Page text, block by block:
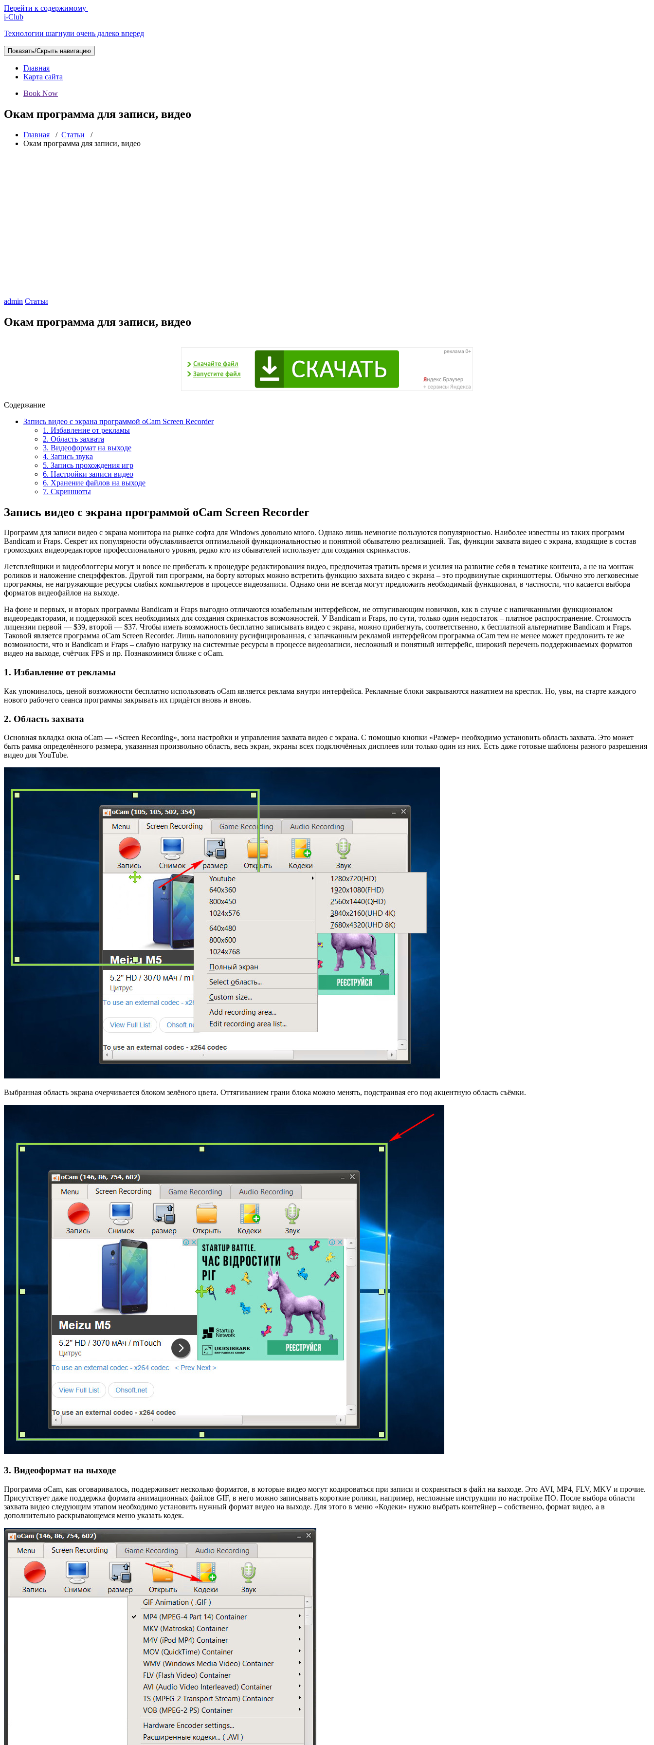
Перейти к содержимому
i-Club
Технологии шагнули очень далеко вперед
Показать/Скрыть навигацию
Главная
Карта сайта
Book Now
Окам программа для записи, видео
Главная / Статьи /
Окам программа для записи, видео
admin Статьи
Окам программа для записи, видео
Содержание
Запись видео с экрана программой oCam Screen Recorder
1. Избавление от рекламы
2. Область захвата
3. Видеоформат на выходе
4. Запись звука
5. Запись прохождения игр
6. Настройки записи видео
6. Хранение файлов на выходе
7. Скриншоты
Запись видео с экрана программой oCam Screen Recorder
Программ для записи видео с экрана монитора на рынке софта для Windows довольно много. Однако лишь немногие пользуются популярностью. Наиболее известны из таких программ
Bandicam и Fraps. Секрет их популярности обуславливается оптимальной функциональностью и понятной обывателю реализацией. Так, функции захвата видео с экрана, входящие в состав
громоздких видеоредакторов профессионального уровня, редко кто из обывателей использует для создания скринкастов.
Летсплейщики и видеоблоггеры могут и вовсе не прибегать к процедуре редактирования видео, предпочитая тратить время и усилия на развитие себя в тематике контента, а не на монтаж
роликов и наложение спецэффектов. Другой тип программ, на борту которых можно встретить функцию захвата видео с экрана – это продвинутые скриншоттеры. Обычно это легковесные
программы, не нагружающие ресурсы слабых компьютеров в процессе видеозаписи. Однако они не всегда могут предложить необходимый функционал, в частности, что касается выбора
форматов видеофайлов на выходе.
На фоне и первых, и вторых программы Bandicam и Fraps выгодно отличаются юзабельным интерфейсом, не отпугивающим новичков, как в случае с напичканными функционалом
видеоредакторами, и поддержкой всех необходимых для создания скринкастов возможностей. У Bandicam и Fraps, по сути, только один недостаток – платное распространение. Стоимость
лицензии первой — $39, второй — $37. Чтобы иметь возможность бесплатно записывать видео с экрана, можно прибегнуть, соответственно, к бесплатной альтернативе Bandicam и Fraps.
Таковой является программа oCam Screen Recorder. Лишь наполовину русифицированная, с запачканным рекламой интерфейсом программа oCam тем не менее может предложить те же
возможности, что и Bandicam и Fraps – слабую нагрузку на системные ресурсы в процессе видеозаписи, несложный и понятный интерфейс, широкий перечень поддерживаемых форматов
видео на выходе, счётчик FPS и пр. Познакомимся ближе с oCam.
1. Избавление от рекламы
Как упоминалось, ценой возможности бесплатно использовать oCam является реклама внутри интерфейса. Рекламные блоки закрываются нажатием на крестик. Но, увы, на старте каждого
нового рабочего сеанса программы закрывать их придётся вновь и вновь.
2. Область захвата
Основная вкладка окна oCam — «Screen Recording», зона настройки и управления захвата видео с экрана. С помощью кнопки «Размер» необходимо установить область захвата. Это может
быть рамка определённого размера, указанная произвольно область, весь экран, экраны всех подключённых дисплеев или только один из них. Есть даже готовые шаблоны разного разрешения
видео для YouTube.
Выбранная область экрана очерчивается блоком зелёного цвета. Оттягиванием грани блока можно менять, подстраивая его под акцентную область съёмки.
3. Видеоформат на выходе
Программа oCam, как оговаривалось, поддерживает несколько форматов, в которые видео могут кодироваться при записи и сохраняться в файл на выходе. Это AVI, MP4, FLV, MKV и прочие.
Присутствует даже поддержка формата анимационных файлов GIF, в него можно записывать короткие ролики, например, несложные инструкции по настройке ПО. После выбора области
захвата видео следующим этапом необходимо установить нужный формат видео на выходе. Для этого в меню «Кодеки» нужно выбрать контейнер – собственно, формат видео, а в
дополнительно раскрывающемся меню указать кодек.